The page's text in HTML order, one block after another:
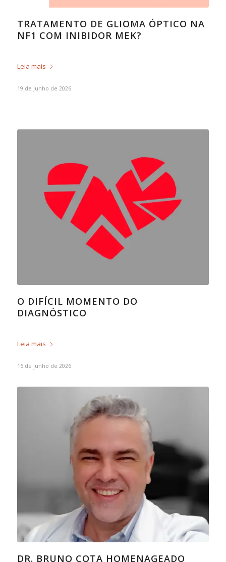
TRATAMENTO DE GLIOMA ÓPTICO NA
NF1 COM INIBIDOR MEK?
Leia mais
19 de junho de 2026
O DIFÍCIL MOMENTO DO
DIAGNÓSTICO
Leia mais
16 de junho de 2026
DR. BRUNO COTA HOMENAGEADO